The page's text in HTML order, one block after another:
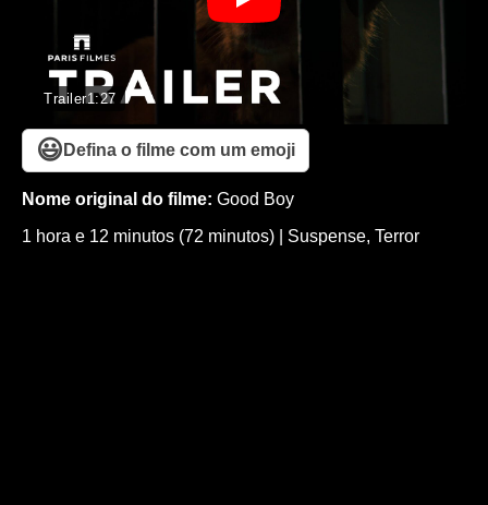
Trailer1:27
😃 Defina o filme com um emoji
Nome original do filme: Good Boy
1 hora e 12 minutos (72 minutos)
Suspense, Terror